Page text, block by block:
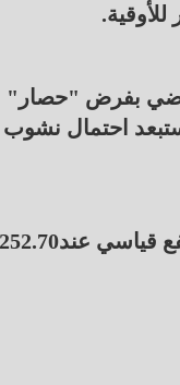
بفرض "حصار"
احتمال نشوب
وبالنسبة للمعادن النفيسة الأخرى، ارتفع البلاتين في المعاملات الفورية إلى